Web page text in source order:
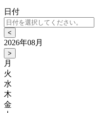
日付
<
2026年08月
>
月
火
水
木
金